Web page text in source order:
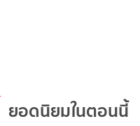
ยอดนิยมในตอนนี้